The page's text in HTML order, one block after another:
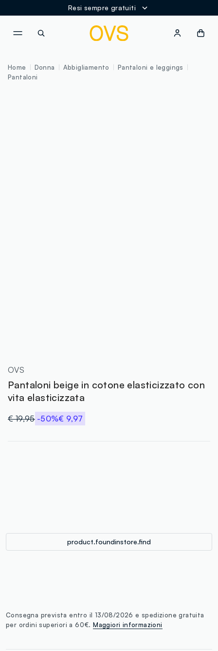
Resi sempre gratuiti
Home Donna Abbigliamento
Pantaloni e leggings
Pantaloni
OVS
Pantaloni beige in cotone elasticizzato con
vita elasticizzata
€ 19,95 -50%€ 9,97
product.foundinstore.find
Consegna prevista entro il 13/08/2026 e spedizione gratuita
per ordini superiori a 60€.Maggiori informazioni